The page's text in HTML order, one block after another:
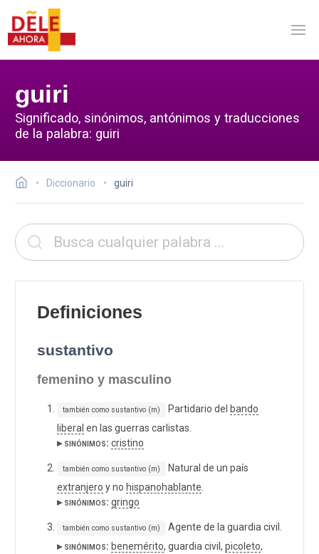
guiri
Significado, sinónimos, antónimos y traducciones
de la palabra: guiri
Diccionario guiri
Definiciones
sustantivo
femenino y masculino
también como sustantivo (m) Partidario del bando
liberal en las guerras carlistas.
▸ sinónimos: cristino
también como sustantivo (m)
Natural de un país
extranjero y no hispanohablante
▸ sinónimos: gringo
también como sustantivo (m)
Agente de la guardia civil.
▸ sinónimos: benemérito, guardia civil, picoleto,